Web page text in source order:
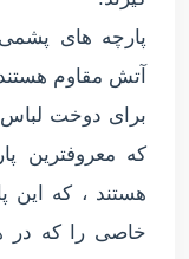
پارچه های
آتش مقاوم
برای دوخت لباس
که معروفترین
هستند ، که این
خاصی را که در